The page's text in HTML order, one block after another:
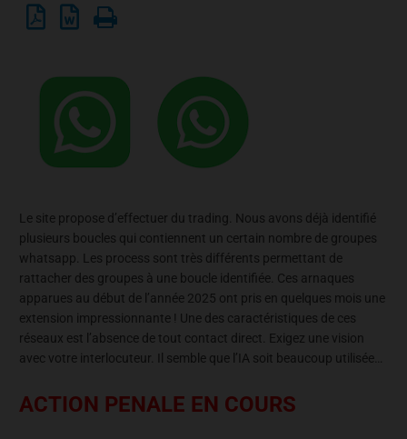
Le site propose d’effectuer du trading. Nous avons déjà identifié
plusieurs boucles qui contiennent un certain nombre de groupes
whatsapp. Les process sont très différents permettant de
rattacher des groupes à une boucle identifiée. Ces arnaques
apparues au début de l’année 2025 ont pris en quelques mois une
extension impressionnante ! Une des caractéristiques de ces
réseaux est l’absence de tout contact direct. Exigez une vision
avec votre interlocuteur. Il semble que l’IA soit beaucoup utilisée…
ACTION PENALE EN COURS